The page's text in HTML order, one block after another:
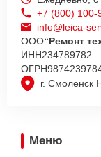
г. Смоленск
+7 (800) 100-
info@leica-
ООО“Ремонт
ИНН234789782
ОГРН
Меню